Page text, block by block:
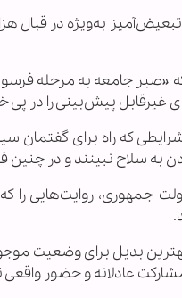
تبعیض‌آمیز به‌ویژه در
«صبر جامعه به مرحله
غیرقابل پیش‌بینی را در
که راه برای
به سلاح نبینند و در چنین
جمهوری، روایت‌هایی را که
بدیل برای وضعیت موجود،
عادلانه و حضور واقعی